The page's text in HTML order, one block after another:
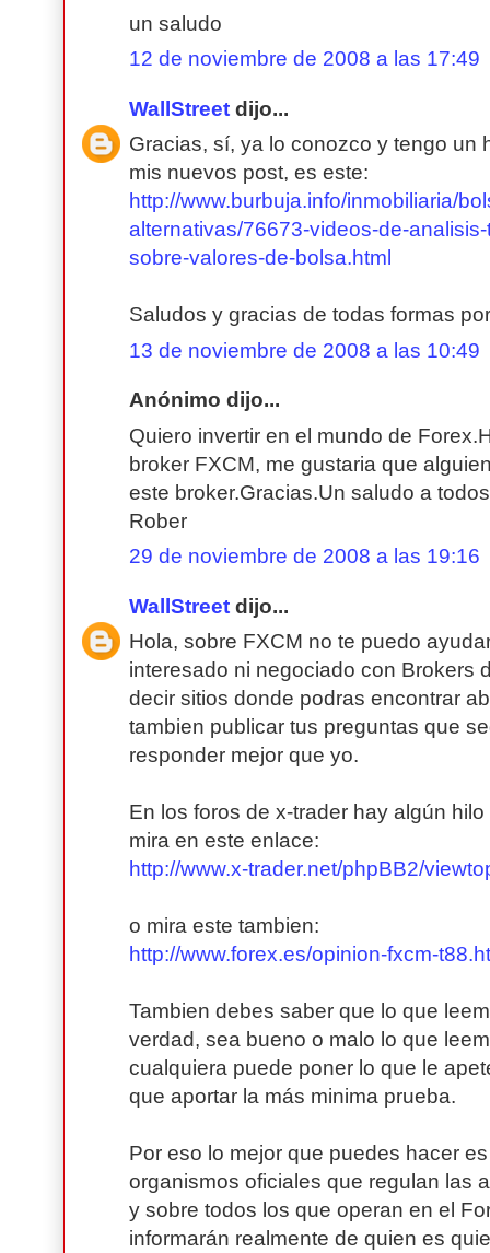
un saludo
12 de noviembre de 2008 a las 17:49
WallStreet dijo...
Gracias, sí, ya lo conozco y tengo un
mis nuevos post, es este:
http://www.burbuja.info/inmobiliaria/
alternativas/76673-videos-de-
sobre-valores-de-bolsa.html
Saludos y gracias de todas formas
13 de noviembre de 2008 a las 10:49
Anónimo dijo...
Quiero invertir en el mundo de
broker FXCM, me gustaria que
este broker.Gracias.Un saludo a
Rober
29 de noviembre de 2008 a las 19:16
WallStreet dijo...
Hola, sobre FXCM no te puedo
interesado ni negociado con Brokers
decir sitios donde podras encontrar
tambien publicar tus preguntas que
responder mejor que yo.
En los foros de x-trader hay algún
mira en este enlace:
http://www.x-trader.net/phpBB2/
o mira este tambien:
http://www.forex.es/opinion-fxcm-
Tambien debes saber que lo que
verdad, sea bueno o malo lo que
cualquiera puede poner lo que le
que aportar la más minima prueba.
Por eso lo mejor que puedes hacer
organismos oficiales que regulan las
y sobre todos los que operan en el
informarán realmente de quien es